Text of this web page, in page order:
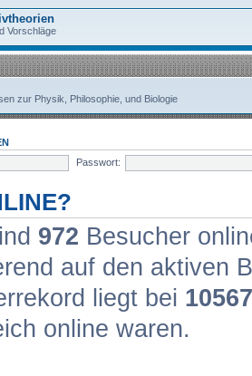
Vorschläge
zur Physik, Philosophie, und Biologie
Passwort:
972 Besucher
auf den aktiven
liegt bei 10567
online waren.